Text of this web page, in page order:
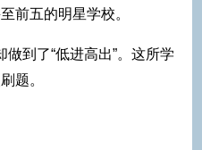
前五的明星学校。
到了“低进高出”。这所学
题。